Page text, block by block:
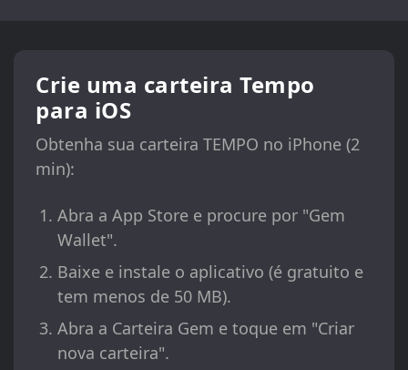
Crie uma carteira Tempo
para iOS
Obtenha sua carteira TEMPO no iPhone (2
min):
Abra a App Store e procure por "Gem
Wallet".
Baixe e instale o aplicativo (é gratuito e
tem menos de 50 MB).
Abra a Carteira Gem e toque em "Criar
nova carteira".